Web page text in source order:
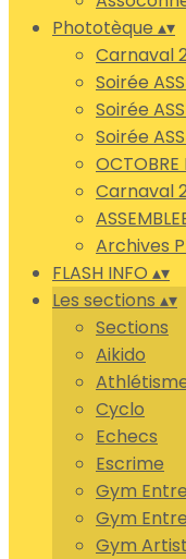
Phototèque ▴▾
Carnaval
Soirée
Soirée
Soirée
OCTOBRE
Carnaval
Archives
FLASH INFO ▴▾
Les sections ▴▾
Sections
Aikido
Cyclo
Echecs
Escrime
Gym
Gym
Gym